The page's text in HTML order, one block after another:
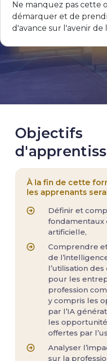
Ne manquez pas cette
démarquer et de
d'avance sur l'avenir de
Objectifs
À la fin de cette
les apprenants
Définir et
fondamentaux
artificielle,
Comprendre
de
l’utilisation
pour les
profession
y compris les
par l’IA
les
offertes par
Analyser
sur la